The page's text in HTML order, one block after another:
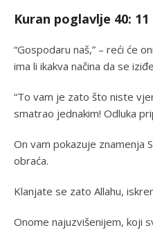
Kuran poglavlje 40:
“Gospodaru naš,” – reći će
ima li ikakva načina da se
“To vam je zato što niste
smatrao jednakim! Odluka
On vam pokazuje znamenja
obraća.
Klanjate se zato Allahu,
Onome najuzvišenijem, koji